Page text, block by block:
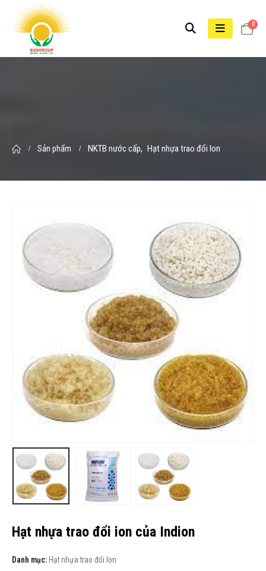
0
Sản phẩm NKTB nước cấp, Hạt nhựa trao đổi Ion
Hạt nhựa trao đổi ion của Indion
Danh mục:Hạt nhựa trao đổi Ion